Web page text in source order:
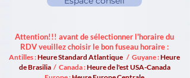
Attention!!! avant de sélectionner l'horaire du
RDV veuillez choisir le bon fuseau horaire :
Antilles :Heure Standard Atlantique / Guyane :Heure
de Brasilia / Canada :Heure de l'est USA-Canada